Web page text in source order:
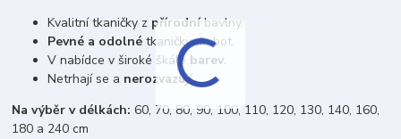
Kvalitní tkaničky z přírodníbavlny.
Pevné a odolnétkaničky do bot.
V nabídce v široké škále barev.
Netrhají se a nerozvazují.
Na výběr v délkách: 60, 70, 80, 90, 100, 110, 120, 130, 140, 160,
180 a 240 cm